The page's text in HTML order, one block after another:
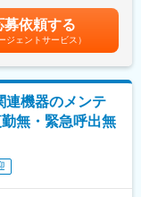
スピードギプス”を開
かったギプス包帯を革
起こしました。
助け合いの文化と患者
断・早期発見を可能
を集めています。
核医学検査は、生体
イメージング」とい
発揮できる可能性が
はならないツールと
業績及び個人業績のタ
※深夜就業した場合
の金額であり、選考
(月額)は固定手当を含め
募依頼する
ジェントサービス）
連機器のメンテ
無・緊急呼出無